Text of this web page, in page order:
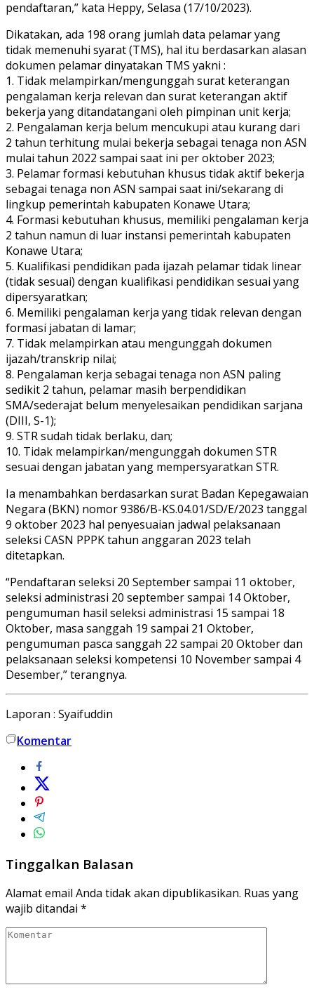
pendaftaran,” kata Heppy, Selasa (17/10/2023).
Dikatakan, ada 198 orang jumlah data pelamar yang
tidak memenuhi syarat (TMS), hal itu berdasarkan alasan
dokumen pelamar dinyatakan TMS yakni :
1. Tidak melampirkan/mengunggah surat keterangan
pengalaman kerja relevan dan surat keterangan aktif
bekerja yang ditandatangani oleh pimpinan unit kerja;
2. Pengalaman kerja belum mencukupi atau kurang dari
2 tahun terhitung mulai bekerja sebagai tenaga non ASN
mulai tahun 2022 sampai saat ini per oktober 2023;
3. Pelamar formasi kebutuhan khusus tidak aktif bekerja
sebagai tenaga non ASN sampai saat ini/sekarang di
lingkup pemerintah kabupaten Konawe Utara;
4. Formasi kebutuhan khusus, memiliki pengalaman kerja
2 tahun namun di luar instansi pemerintah kabupaten
Konawe Utara;
5. Kualifikasi pendidikan pada ijazah pelamar tidak linear
(tidak sesuai) dengan kualifikasi pendidikan sesuai yang
dipersyaratkan;
6. Memiliki pengalaman kerja yang tidak relevan dengan
formasi jabatan di lamar;
7. Tidak melampirkan atau mengunggah dokumen
ijazah/transkrip nilai;
8. Pengalaman kerja sebagai tenaga non ASN paling
sedikit 2 tahun, pelamar masih berpendidikan
SMA/sederajat belum menyelesaikan pendidikan sarjana
(DIII, S-1);
9. STR sudah tidak berlaku, dan;
10. Tidak melampirkan/mengunggah dokumen STR
sesuai dengan jabatan yang mempersyaratkan STR.
Ia menambahkan berdasarkan surat Badan Kepegawaian
Negara (BKN) nomor 9386/B-KS.04.01/SD/E/2023 tanggal
9 oktober 2023 hal penyesuaian jadwal pelaksanaan
seleksi CASN PPPK tahun anggaran 2023 telah
ditetapkan.
“Pendaftaran seleksi 20 September sampai 11 oktober,
seleksi administrasi 20 september sampai 14 Oktober,
pengumuman hasil seleksi administrasi 15 sampai 18
Oktober, masa sanggah 19 sampai 21 Oktober,
pengumuman pasca sanggah 22 sampai 20 Oktober dan
pelaksanaan seleksi kompetensi 10 November sampai 4
Desember,” terangnya.
Laporan : Syaifuddin
Komentar
Tinggalkan Balasan
Alamat email Anda tidak akan dipublikasikan. Ruas yang
wajib ditandai *